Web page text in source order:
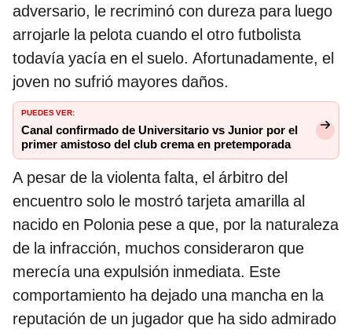
adversario, le recriminó con dureza para luego
arrojarle la pelota cuando el otro futbolista
todavía yacía en el suelo. Afortunadamente, el
joven no sufrió mayores daños.
PUEDES VER:
Canal confirmado de Universitario vs Junior por el
primer amistoso del club crema en pretemporada
A pesar de la violenta falta, el árbitro del
encuentro solo le mostró tarjeta amarilla al
nacido en Polonia pese a que, por la naturaleza
de la infracción, muchos consideraron que
merecía una expulsión inmediata. Este
comportamiento ha dejado una mancha en la
reputación de un jugador que ha sido admirado